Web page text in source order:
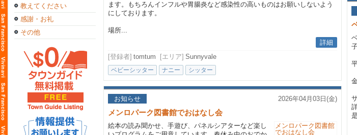
教えてください
感謝・お礼
その他
ます。もちろんインフルや胃腸炎など感染性の高いものはお願いしないよう
にしております。
場所...
詳細
[登録者] tomtum [エリア] Sunnyvale
ベビーシッター ナニー シッター
お知らせ 2026年04月03日(金)
メンロパーク図書館でおはなし会
絵本の読み聞かせ、手遊び、パネルシアターなど楽し